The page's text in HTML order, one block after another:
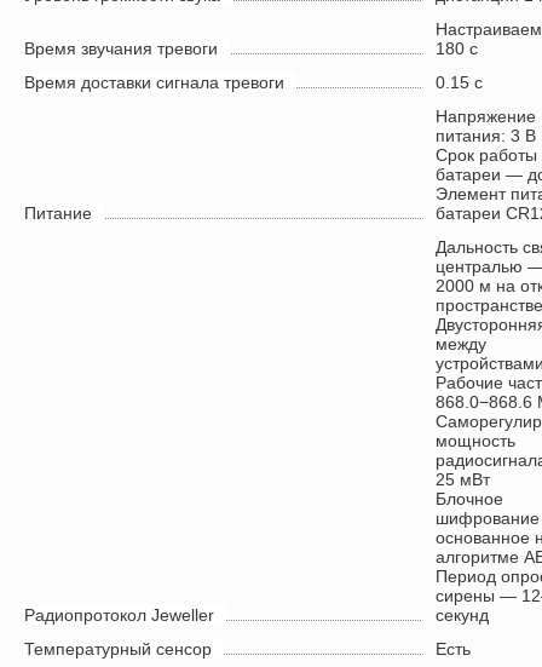
Время звучания тревоги
180 с
Время доставки сигнала тревоги
0.15 с
Питание
Напряжение
питания: 3 В
Срок работы
батареи —
Элемент
батареи
Радиопротокол Jeweller
Дальность
централью
2000 м на
пространстве
между
Рабочие
868.0−868.6
мощность
25 мВт
Блочное
шифрование
основанное
алгоритме
Период
сирены —
секунд
Температурный сенсор
Есть